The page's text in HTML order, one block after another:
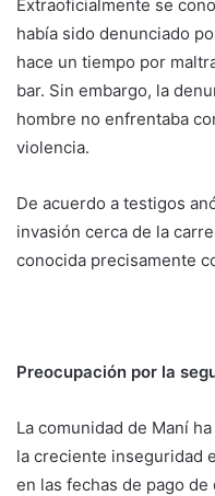
Extraoficialmente se
había sido denunciado
hace un tiempo por
bar. Sin embargo, la
hombre no enfrentaba
violencia.
De acuerdo a testigos
invasión cerca de la
conocida precisamente
Preocupación por la
La comunidad de Maní
la creciente inseguridad
en las fechas de pago